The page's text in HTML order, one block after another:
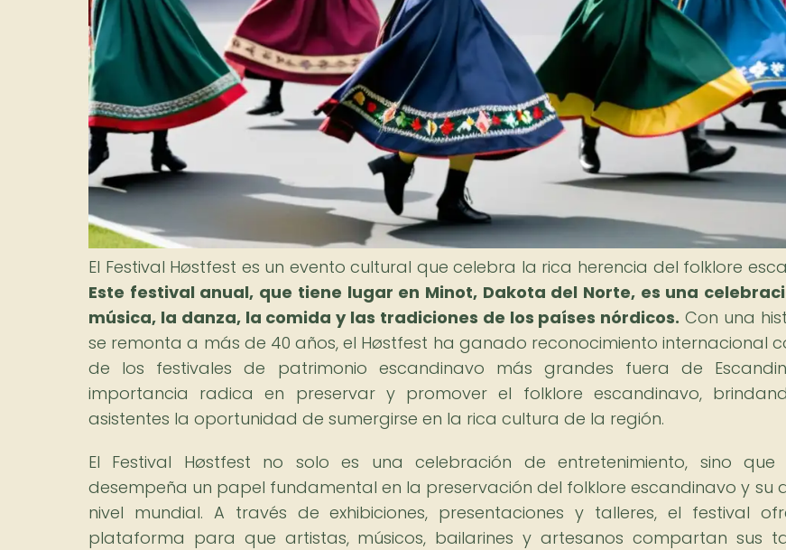
El Festival Høstfest es un evento cultural que celebra la rica herencia del folklore
Este festival anual, que tiene lugar en Minot, Dakota del Norte, es una
música, la danza, la comida y las tradiciones de los países nórdicos. Con una
se remonta a más de 40 años, el Høstfest ha ganado reconocimiento internacional
de los festivales de patrimonio escandinavo más grandes fuera de
importancia radica en preservar y promover el folklore escandinavo,
asistentes la oportunidad de sumergirse en la rica cultura de la región.
El Festival Høstfest no solo es una celebración de entretenimiento, sino que
desempeña un papel fundamental en la preservación del folklore escandinavo y su
nivel mundial. A través de exhibiciones, presentaciones y talleres, el festival
plataforma para que artistas, músicos, bailarines y artesanos compartan sus